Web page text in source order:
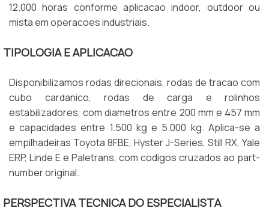
12.000 horas conforme aplicacao indoor, outdoor ou
mista em operacoes industriais.
TIPOLOGIA E APLICACAO
Disponibilizamos rodas direcionais, rodas de tracao com
cubo cardanico, rodas de carga e rolinhos
estabilizadores, com diametros entre 200 mm e 457 mm
e capacidades entre 1.500 kg e 5.000 kg. Aplica-se a
empilhadeiras Toyota 8FBE, Hyster J-Series, Still RX, Yale
ERP, Linde E e Paletrans, com codigos cruzados ao part-
number original.
PERSPECTIVA TECNICA DO ESPECIALISTA